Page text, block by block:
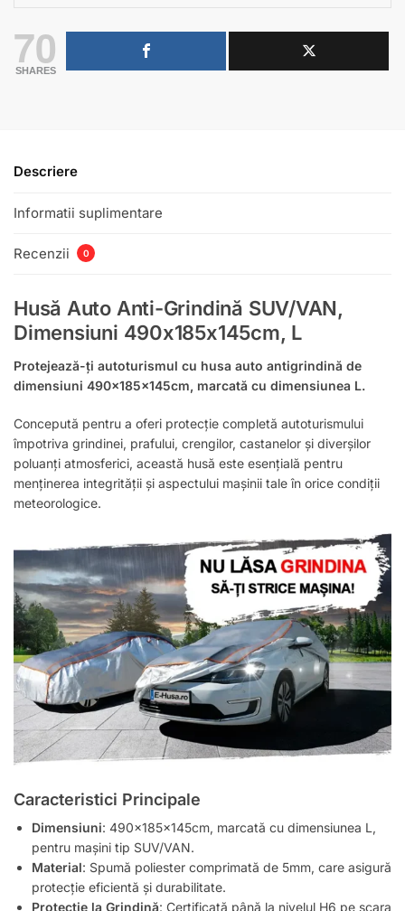
70
SHARES
Descriere
Informatii suplimentare
Recenzii 0
Husă Auto Anti-Grindină SUV/VAN,
Dimensiuni 490x185x145cm, L
Protejează-ți autoturismul cu husa auto antigrindină de
dimensiuni 490x185x145cm, marcată cu dimensiunea L.
Concepută pentru a oferi protecție completă autoturismului
împotriva grindinei, prafului, crengilor, castanelor și diverșilor
poluanți atmosferici, această husă este esențială pentru
menținerea integrității și aspectului mașinii tale în orice condiții
meteorologice.
Caracteristici Principale
Dimensiuni: 490x185x145cm, marcată cu dimensiunea L,
pentru mașini tip SUV/VAN.
Material: Spumă poliester comprimată de 5mm, care asigură
protecție eficientă și durabilitate.
Protecție la Grindină: Certificată până la nivelul H6 pe scara